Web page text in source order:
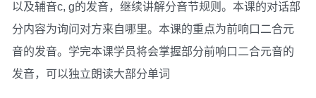
以及辅音c, g的发音，继续讲解分音节规则。本课的对话部
分内容为询问对方来自哪里。本课的重点为前响口二合元
音的发音。学完本课学员将会掌握部分前响口二合元音的
发音，可以独立朗读大部分单词